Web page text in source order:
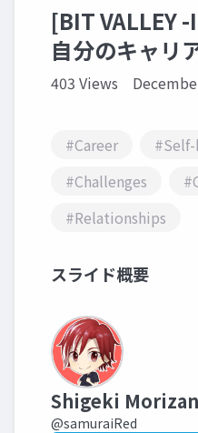
[BIT VALLEY
自分のキャリ
403 Views
#Career
#Challenges
#Relationships
スライド概要
Shigeki
@samuraiRed